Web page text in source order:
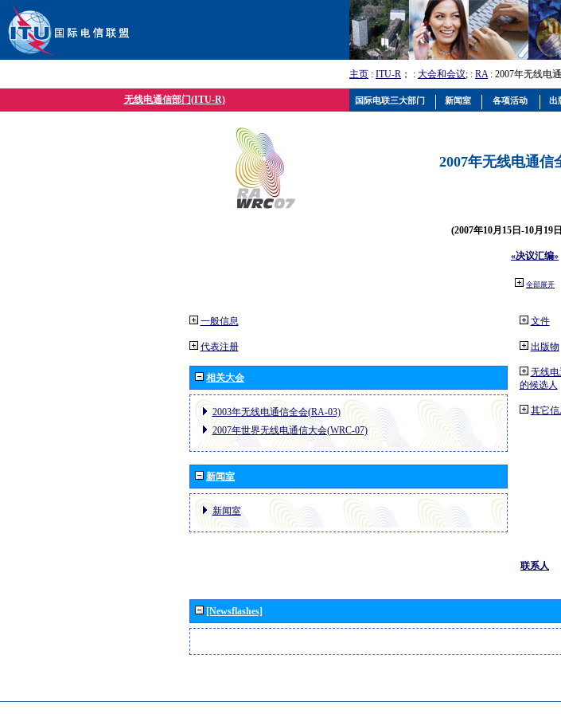
主页 : ITU-R ； : 大会和会议; : RA: 2007年无线电
无线电通信部门(ITU-R)
2007年无线电通信
(2007年10月15日-10月19
«决议汇编»
全部展开
一般信息
代表注册
相关大会
2003年无线电通信全会(RA-03)
2007年世界无线电通信大会(WRC-07)
新闻室
新闻室
文件
出版物
无线
的候选人
其它信
联系人
[Newsflashes]
国际电联三大部门 新闻室 各项活动 出